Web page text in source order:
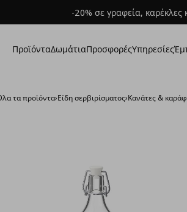
-20% σε γραφεία, καρέκλες
ΠροϊόνταΔωμάτιαΠροσφορέςΥπηρεσίες
τα προϊόντα›Είδη σερβιρίσματος›Κανάτες &